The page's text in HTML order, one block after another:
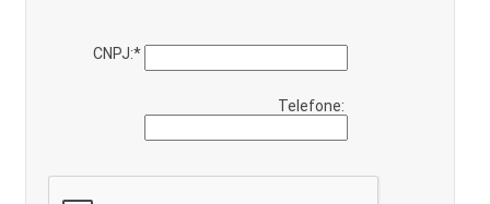
CNPJ:*
Telefone: